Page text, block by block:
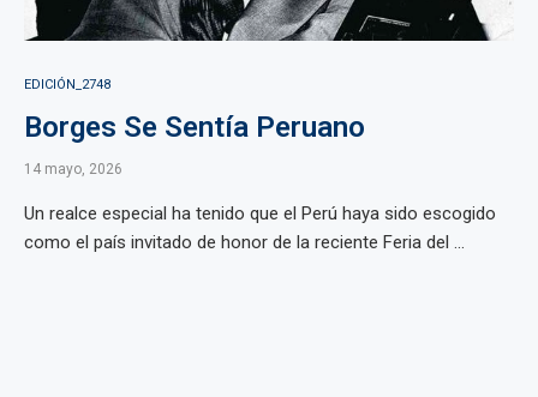
EDICIÓN_2748
Borges Se Sentía Peruano
14 mayo, 2026
Un realce especial ha tenido que el Perú haya sido escogido
como el país invitado de honor de la reciente Feria del ...